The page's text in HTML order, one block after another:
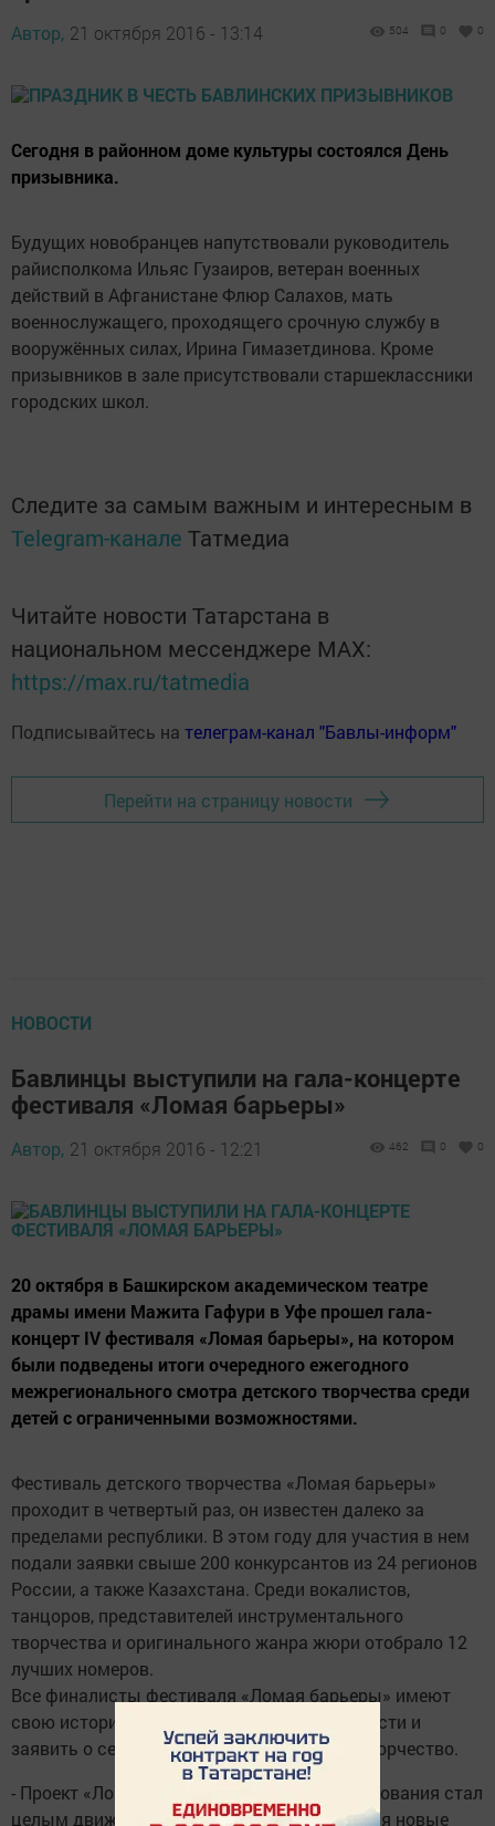
Автор, 21 октября 2016 - 13:14 504 0 0
Сегодня в районном доме культуры состоялся День
призывника.
Будущих новобранцев напутствовали руководитель
райисполкома Ильяс Гузаиров, ветеран военных
действий в Афганистане Флюр Салахов, мать
военнослужащего, проходящего срочную службу в
вооружённых силах, Ирина Гимазетдинова. Кроме
призывников в зале присутствовали старшеклассники
городских школ.
Следите за самым важным и интересным в
Telegram-канале Татмедиа
Читайте новости Татарстана в
национальном мессенджере MАХ:
https://max.ru/tatmedia
Подписывайтесь на телеграм-канал "Бавлы-информ"
Перейти на страницу новости
НОВОСТИ
Бавлинцы выступили на гала-концерте
фестиваля «Ломая барьеры»
Автор, 21 октября 2016 - 12:21 462 0 0
20 октября в Башкирском академическом театре
драмы имени Мажита Гафури в Уфе прошел гала-
концерт IV фестиваля «Ломая барьеры», на котором
были подведены итоги очередного ежегодного
межрегионального смотра детского творчества среди
детей с ограниченными возможностями.
Фестиваль детского творчества «Ломая барьеры»
проходит в четвертый раз, он известен далеко за
пределами республики. В этом году для участия в нем
подали заявки свыше 200 конкурсантов из 24 регионов
России, а также Казахстана. Среди вокалистов,
танцоров, представителей инструментального
творчества и оригинального жанра жюри отобрало 12
лучших номеров.
Все финалисты фестиваля «Ломая барьеры» имеют
свою историю преодоления. Пройти трудности и
заявить о себе каждому из них помогает творчество.
- Проект «Ломая барьеры» за годы существования стал
целым движением. В его рамках появляются новые